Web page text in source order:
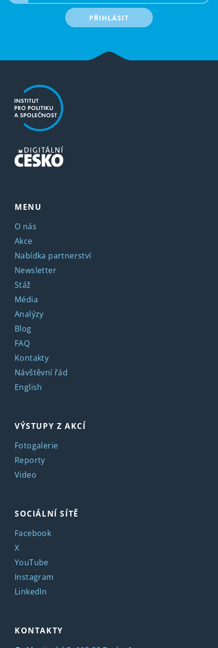
PŘIHLÁSIT
MENU
O nás
Akce
Nabídka partnerství
Newsletter
Stáž
Média
Analýzy
Blog
FAQ
Kontakty
Návštěvní řád
English
VÝSTUPY Z AKCÍ
Fotogalerie
Reporty
Video
SOCIÁLNÍ SÍTĚ
Facebook
X
YouTube
Instagram
LinkedIn
KONTAKTY